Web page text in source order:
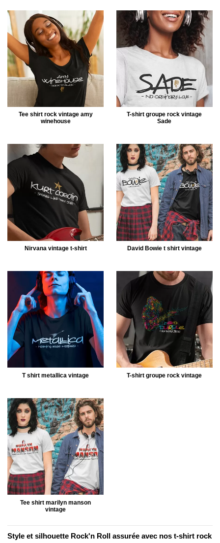
Tee shirt rock vintage amy
winehouse
T-shirt groupe rock vintage
Sade
Nirvana vintage t-shirt David Bowie t shirt vintage
T shirt metallica vintage T-shirt groupe rock vintage
Tee shirt marilyn manson
vintage
Style et silhouette Rock'n Roll assurée avec nos t-shirt rock